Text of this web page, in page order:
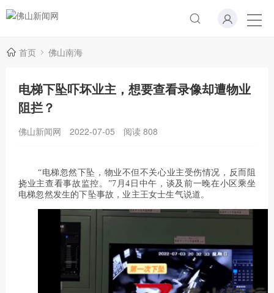
首页 佛山南海
电梯下坠吓坏业主，想要查看录像却遭物业
阻拦？
佛山新闻网 2022-07-05 阅读 808
“电梯忽然下坠，物业不但不关心业主受伤情况，反而阻
挠业主查看事故监控。”7月4日中午，谈及前一晚在小区乘坐
电梯忽然发生的下坠事故，业主王女士生气说道。